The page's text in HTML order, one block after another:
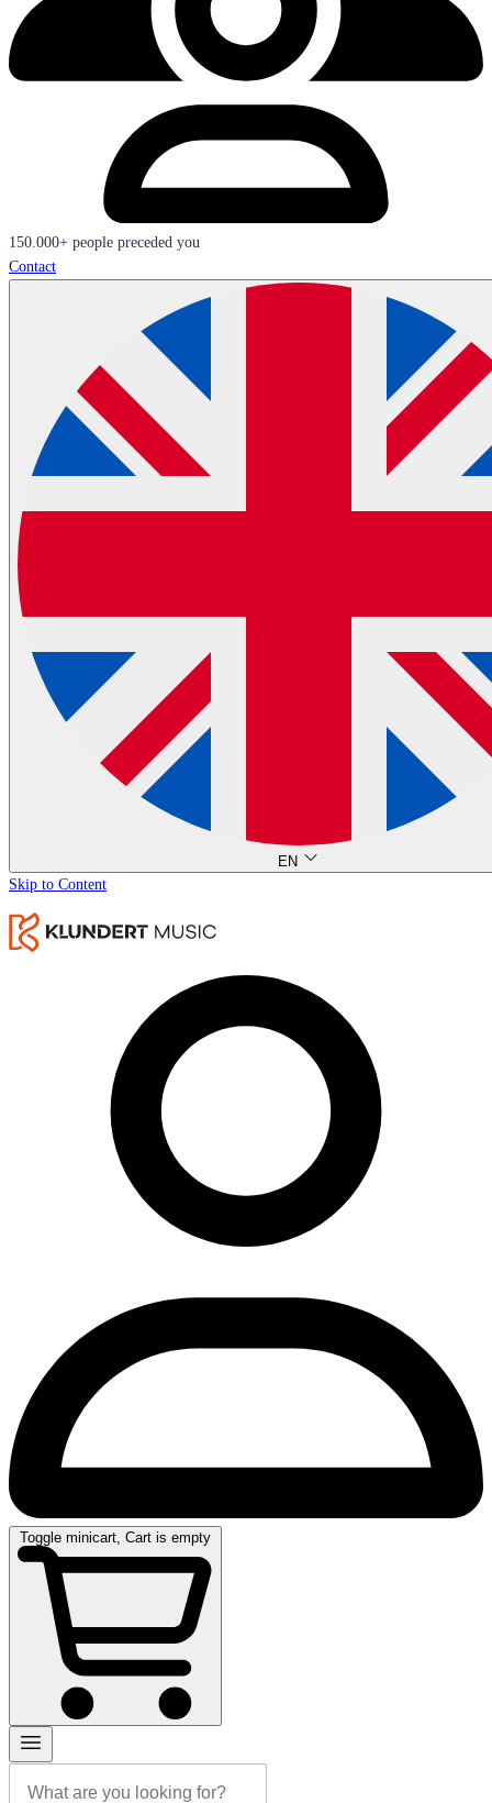
150.000+ people preceded you
Contact
EN
Skip to Content
Toggle minicart, Cart is empty